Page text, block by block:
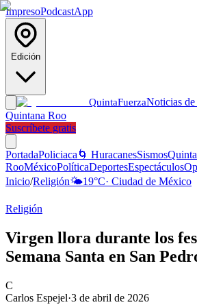
ImpresoPodcastApp
Edición
QuintaFuerzaNoticias
Quintana Roo
Suscríbete gratis
PortadaPoliciaca 🌀 HuracanesSismos
RooMéxicoPolíticaDeportesEspectáculos
Inicio/Religión🌤️19°C· Ciudad de México
Religión
Virgen llora durante los
Semana Santa en San
C
Carlos Espejel·3 de abril de 2026